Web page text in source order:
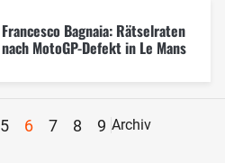
Francesco Bagnaia: Rätselraten
nach MotoGP-Defekt in Le Mans
5 6 7 8 9 Archiv